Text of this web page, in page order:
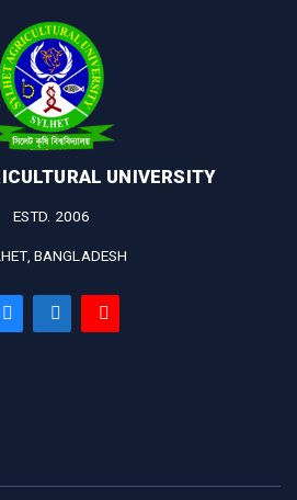
UNIVERSITY
ESTD. 2006
BANGLADESH